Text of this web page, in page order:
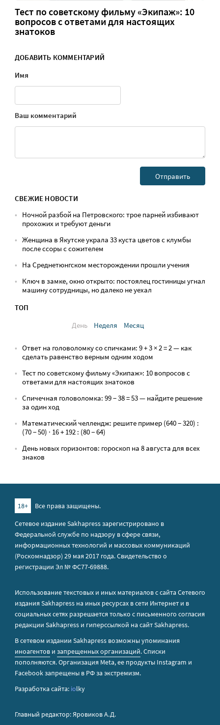
Тест по советскому фильму «Экипаж»: 10
вопросов с ответами для настоящих
знатоков
ДОБАВИТЬ КОММЕНТАРИЙ
Имя
Ваш комментарий
СВЕЖИЕ НОВОСТИ
Ночной разбой на Петровского: трое парней избивают
прохожих и требуют деньги
Женщина в Якутске украла 33 куста цветов с клумбы
после ссоры с сожителем
На Среднетюнгском месторождении прошли учения
Ключ в замке, окно открыто: постоялец гостиницы угнал
машину сотрудницы, но далеко не уехал
ТОП
День
Неделя Месяц
Ответ на головоломку со спичками: 9 + 3 × 2 = 2 — как
сделать равенство верным одним ходом
Тест по советскому фильму «Экипаж»: 10 вопросов с
ответами для настоящих знатоков
Спичечная головоломка: 99 − 38 = 53 — найдите решение
за один ход
Математический челлендж: решите пример (640 − 320) :
(70 − 50) · 16 + 192 : (80 − 64)
День новых горизонтов: гороскоп на 8 августа для всех
знаков
18+
Все права защищены.
Сетевое издание Sakhapress зарегистрировано в
Федеральной службе по надзору в сфере связи,
информационных технологий и массовых коммуникаций
(Роскомнадзор) 29 мая 2017 года. Свидетельство о
регистрации Эл № ФС77-69888.
Использование текстовых и иных материалов с сайта Сетевого
издания Sakhapress на иных ресурсах в сети Интернет и в
социальных сетях разрешается только с письменного согласия
редакции Sakhapress и гиперссылкой на сайт Sakhapress.
В сетевом издании Sakhapress возможны упоминания
иноагентов и запрещенных организаций. Списки
пополняются. Организация Metа, ее продукты Instagram и
Facebook запрещены в РФ за экстремизм.
Разработка сайта: iolky
Главный редактор: Яровиков А.Д.